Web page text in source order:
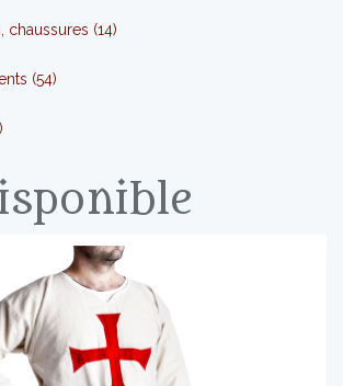
chaussures (14)
(54)